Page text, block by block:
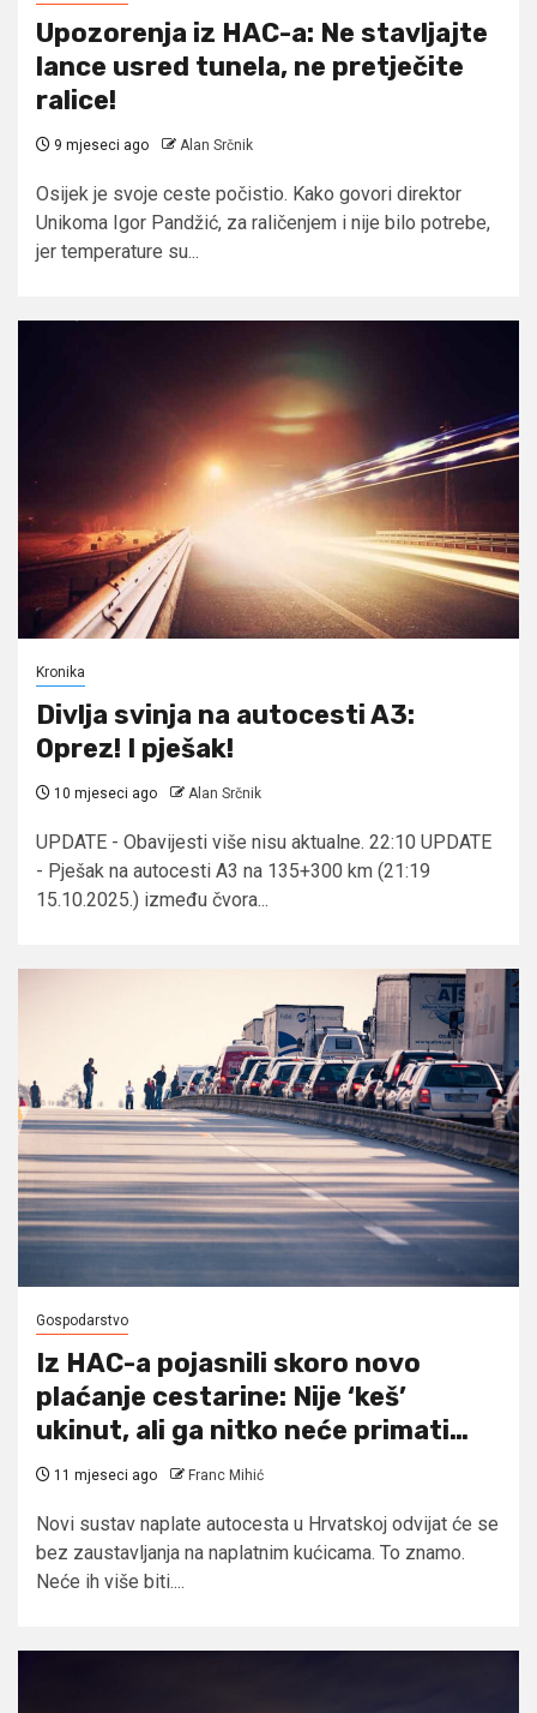
Upozorenja iz HAC-a: Ne stavljajte
lance usred tunela, ne pretječite
ralice!
9 mjeseci ago Alan Srčnik
Osijek je svoje ceste počistio. Kako govori direktor
Unikoma Igor Pandžić, za raličenjem i nije bilo potrebe,
jer temperature su...
Kronika
Divlja svinja na autocesti A3:
Oprez! I pješak!
10 mjeseci ago Alan Srčnik
UPDATE - Obavijesti više nisu aktualne. 22:10 UPDATE
- Pješak na autocesti A3 na 135+300 km (21:19
15.10.2025.) između čvora...
Gospodarstvo
Iz HAC-a pojasnili skoro novo
plaćanje cestarine: Nije ‘keš’
ukinut, ali ga nitko neće primati…
11 mjeseci ago Franc Mihić
Novi sustav naplate autocesta u Hrvatskoj odvijat će se
bez zaustavljanja na naplatnim kućicama. To znamo.
Neće ih više biti....